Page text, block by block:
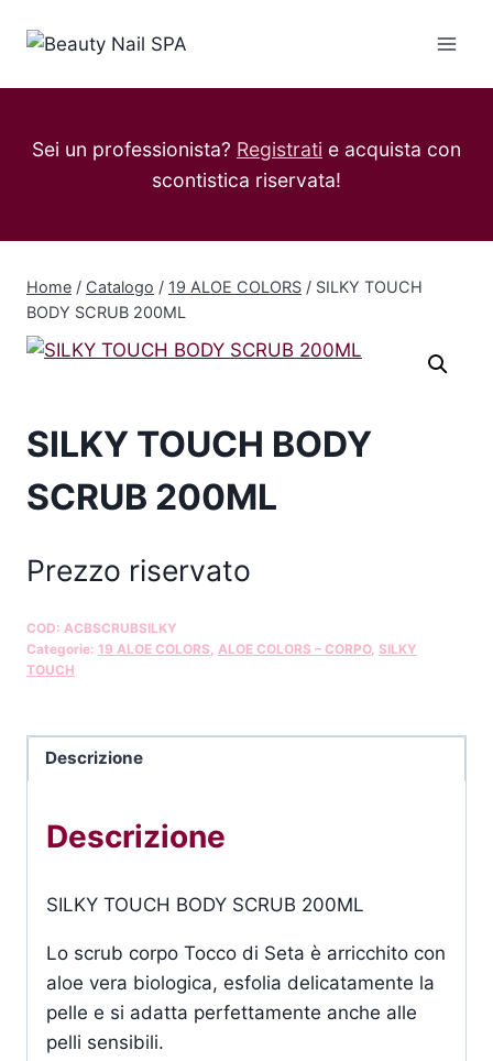
Sei un professionista? Registrati e acquista con
scontistica riservata!
Home / Catalogo / 19 ALOE COLORS / SILKY TOUCH
BODY SCRUB 200ML
SILKY TOUCH BODY
SCRUB 200ML
Prezzo riservato
COD: ACBSCRUBSILKY
Categorie: 19 ALOE COLORS ALOE COLORS – CORPO, SILKY
TOUCH
Descrizione
Descrizione
SILKY TOUCH BODY SCRUB 200ML
Lo scrub corpo Tocco di Seta è arricchito con
aloe vera biologica, esfolia delicatamente la
pelle e si adatta perfettamente anche alle
pelli sensibili.